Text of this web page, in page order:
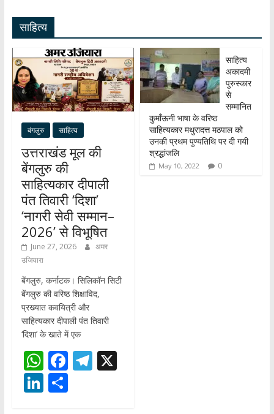
A
p
p
o
k
m
e
dI
n
साहित्य
बंगलुरु साहित्य
उत्तराखंड मूल की
बेंगलुरु की
साहित्यकार दीपाली
पंत तिवारी ‘दिशा’
‘नागरी सेवी सम्मान–
2026’ से विभूषित
June 27, 2026
अमर
उजियारा
बेंगलुरु, कर्नाटक। सिलिकॉन सिटी
बेंगलुरु की वरिष्ठ शिक्षाविद,
प्रख्यात कवयित्री और
साहित्यकार दीपाली पंत तिवारी
‘दिशा’ के खाते में एक
W
h
at
F
ac
e
T X
Li S
साहित्य
अकादमी
पुरुस्कार
से
सम्मानित
कुमाँऊनी भाषा के वरिष्ठ
साहित्यकार मथुरादत्त मठपाल को
उनकी प्रथम पुण्यतिथि पर दी गयी
श्रद्धांजलि
May 10, 2022 0